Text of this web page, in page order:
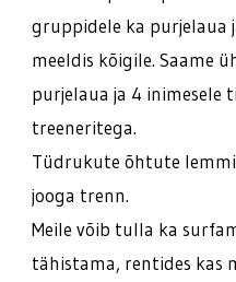
gruppidele ka purjelaua
meeldis kõigile. Saame
purjelaua ja 4 inimesele
treeneritega.
Tüdrukute õhtute
jooga trenn.
Meile võib tulla ka
tähistama, rentides kas